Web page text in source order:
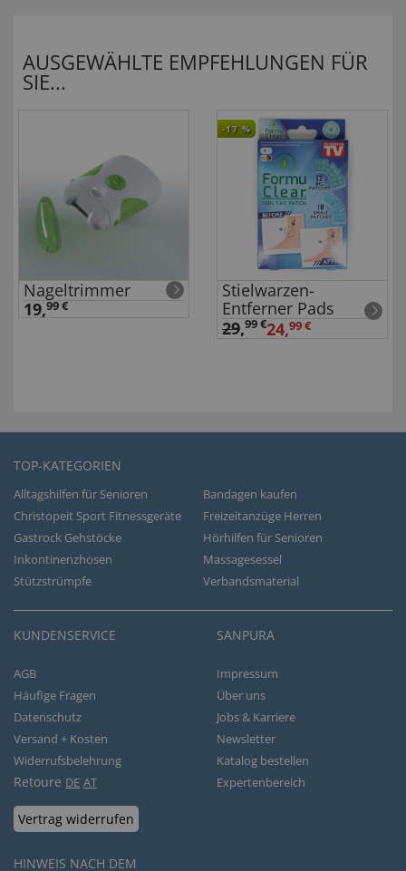
AUSGEWÄHLTE EMPFEHLUNGEN FÜR
SIE...
Nageltrimmer
19,99 €
-17 %
Stielwarzen-
Entferner Pads
29,99 €24,99 €
TOP-KATEGORIEN
Alltagshilfen für Senioren
Bandagen kaufen
Christopeit Sport Fitnessgeräte
Freizeitanzüge Herren
Gastrock Gehstöcke
Hörhilfen für Senioren
Inkontinenzhosen
Massagesessel
Stützstrümpfe
Verbandsmaterial
KUNDENSERVICE
AGB
Häufige Fragen
Datenschutz
Versand + Kosten
Widerrufsbelehrung
Retoure DE AT
Vertrag widerrufen
HINWEIS NACH DEM
SANPURA
Impressum
Über uns
Jobs & Karriere
Newsletter
Katalog bestellen
Expertenbereich